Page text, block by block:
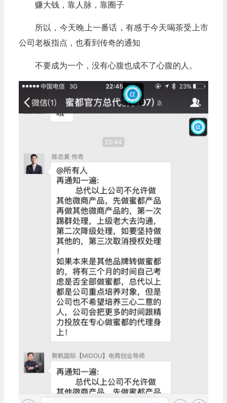
赚大钱，靠人脉，靠圈子
所以，今天晚上一番话，有感于今天喝茶受上市
公司老板指点，也看到传奇的通知
不要成为一个，没有心腹也成不了心腹的人。